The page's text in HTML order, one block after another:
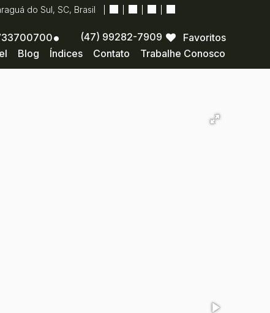
do Sul, SC, Brasil
Trabalhe Conosco
Contato
Índices
Blog
Favoritos
(47) 99282-7909